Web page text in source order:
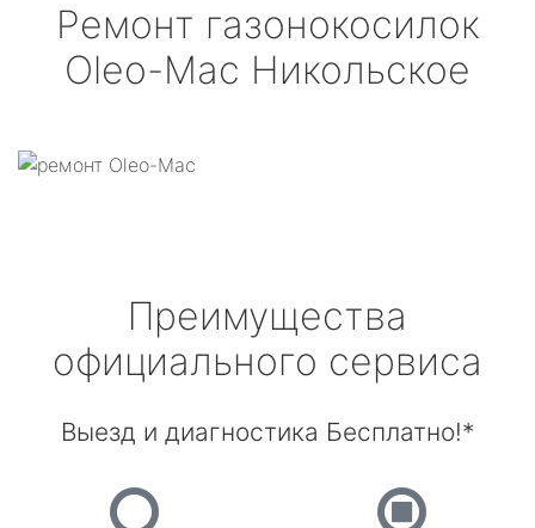
Ремонт газонокосилок
Oleo-Mac Никольское
Преимущества
официального сервиса
Выезд и диагностика Бесплатно!*